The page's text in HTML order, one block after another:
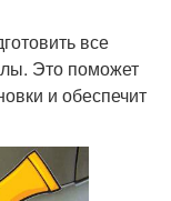
все
Это поможет
и обеспечит